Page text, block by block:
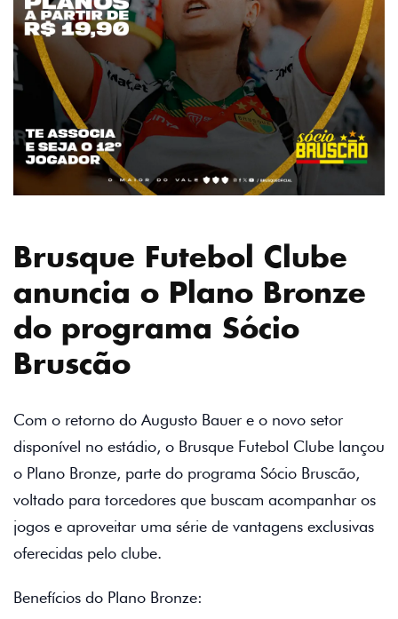
Brusque Futebol Clube
anuncia o Plano Bronze
do programa Sócio
Bruscão
Com o retorno do Augusto Bauer e o novo setor
disponível no estádio, o Brusque Futebol Clube lançou
o Plano Bronze, parte do programa Sócio Bruscão,
voltado para torcedores que buscam acompanhar os
jogos e aproveitar uma série de vantagens exclusivas
oferecidas pelo clube.
Benefícios do Plano Bronze: